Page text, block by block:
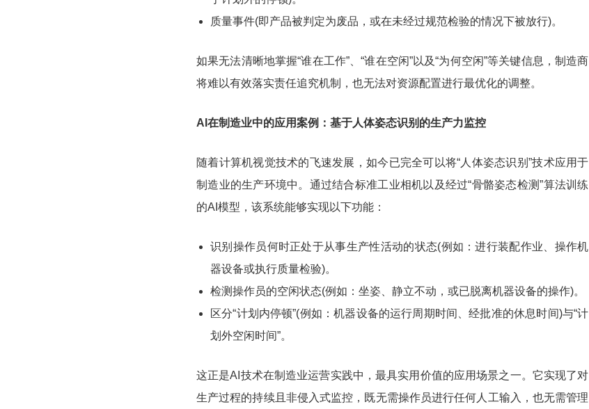
质量事件(即产品被判定为废品，或在未经过规范检验的情况下被放行)。
如果无法清晰地掌握“谁在工作”、“谁在空闲”以及“为何空闲”等关键信息，制造商
将难以有效落实责任追究机制，也无法对资源配置进行最优化的调整。
AI在制造业中的应用案例：基于人体姿态识别的生产力监控
随着计算机视觉技术的飞速发展，如今已完全可以将“人体姿态识别”技术应用于
制造业的生产环境中。通过结合标准工业相机以及经过“骨骼姿态检测”算法训练
的AI模型，该系统能够实现以下功能：
识别操作员何时正处于从事生产性活动的状态(例如：进行装配作业、操作机
器设备或执行质量检验)。
检测操作员的空闲状态(例如：坐姿、静立不动，或已脱离机器设备的操作)。
区分“计划内停顿”(例如：机器设备的运行周期时间、经批准的休息时间)与“计
划外空闲时间”。
这正是AI技术在制造业运营实践中，最具实用价值的应用场景之一。它实现了对
生产过程的持续且非侵入式监控，既无需操作员进行任何人工输入，也无需管理